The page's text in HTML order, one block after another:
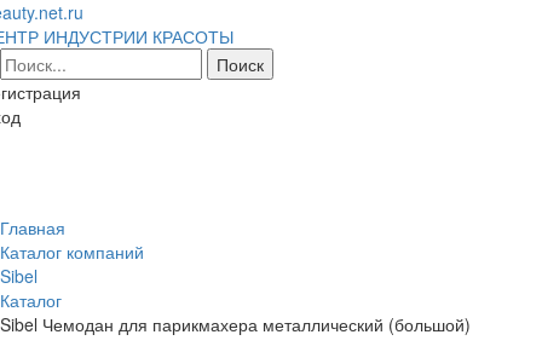
ИНДУСТРИИ КРАСОТЫ
Главная
Каталог компаний
Sibel
Каталог
Sibel Чемодан для парикмахера металлический (большой)